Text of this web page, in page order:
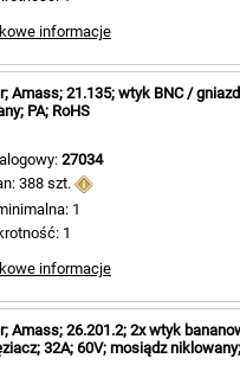
informacje
Amass; 21.135; wtyk BNC /
PA; RoHS
27034
388 szt.
1
1
informacje
Amass; 26.201.2; 2x wtyk
32A; 60V; mosiądz